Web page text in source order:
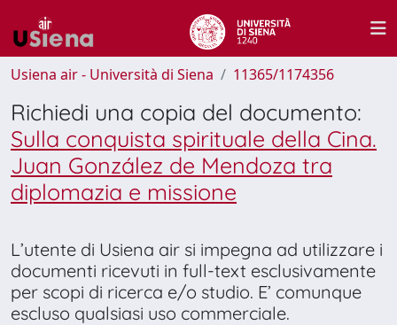
Usiena air - Università di Siena 11365/1174356
Richiedi una copia del documento:
Sulla conquista spirituale della Cina.
Juan González de Mendoza tra
diplomazia e missione
L’utente di Usiena air si impegna ad utilizzare i
documenti ricevuti in full-text esclusivamente
per scopi di ricerca e/o studio. E’ comunque
escluso qualsiasi uso commerciale.